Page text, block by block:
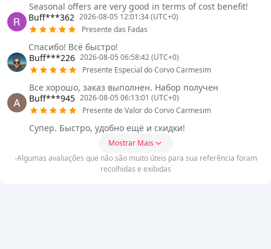
Seasonal offers are very good in terms of cost benefit!
Buff***362 2026-08-05 12:01:34 (UTC+0)
Presente das Fadas
Спасибо! Всё быстро!
Buff***226 2026-08-05 06:58:42 (UTC+0)
Presente Especial do Corvo Carmesim
Все хорошо, заказ выполнен. Набор получен
Buff***945 2026-08-05 06:13:01 (UTC+0)
Presente de Valor do Corvo Carmesim
Супер. Быстро, удобно ещё и скидки!
Mostrar Mais
-Algumas avaliações que não são muito úteis para sua referência foram
recolhidas e exibidas